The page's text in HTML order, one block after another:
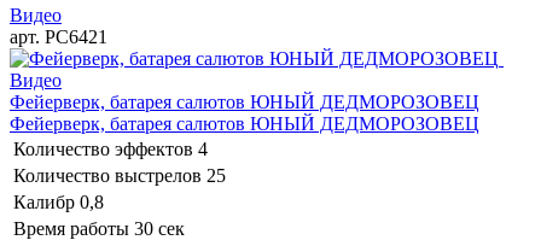
Видео
арт. РС6421
Видео
Фейерверк, батарея салютов ЮНЫЙ ДЕДМОРОЗОВЕЦ
Фейерверк, батарея салютов ЮНЫЙ ДЕДМОРОЗОВЕЦ
Количество эффектов 4
Количество выстрелов 25
Калибр 0,8
Время работы 30 сек